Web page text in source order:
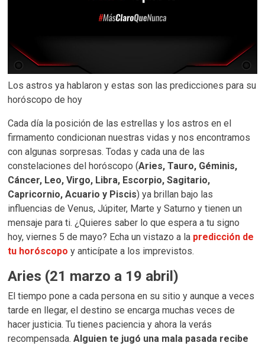
Los astros ya hablaron y estas son las predicciones para su
horóscopo de hoy
Cada día la posición de las estrellas y los astros en el
firmamento condicionan nuestras vidas y nos encontramos
con algunas sorpresas. Todas y cada una de las
constelaciones del horóscopo (Aries, Tauro, Géminis,
Cáncer, Leo, Virgo, Libra, Escorpio, Sagitario,
Capricornio, Acuario y Piscis) ya brillan bajo las
influencias de Venus, Júpiter, Marte y Saturno y tienen un
mensaje para ti. ¿Quieres saber lo que espera a tu signo
hoy, viernes 5 de mayo? Echa un vistazo a la predicción de
tu horóscopo y anticípate a los imprevistos.
Aries (21 marzo a 19 abril)
El tiempo pone a cada persona en su sitio y aunque a veces
tarde en llegar, el destino se encarga muchas veces de
hacer justicia. Tu tienes paciencia y ahora la verás
recompensada.Alguien te jugó una mala pasada recibe